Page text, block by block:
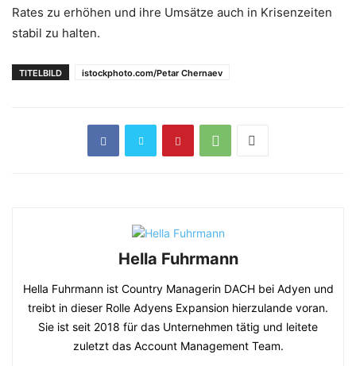
Rates zu erhöhen und ihre Umsätze auch in Krisenzeiten
stabil zu halten.
TITELBILD istockphoto.com/Petar Chernaev
Hella Fuhrmann
Hella Fuhrmann ist Country Managerin DACH bei Adyen und
treibt in dieser Rolle Adyens Expansion hierzulande voran.
Sie ist seit 2018 für das Unternehmen tätig und leitete
zuletzt das Account Management Team.